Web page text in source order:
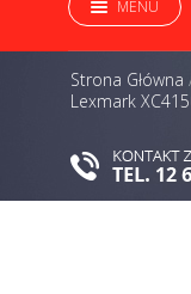
MENU
Strona Główna
Lexmark